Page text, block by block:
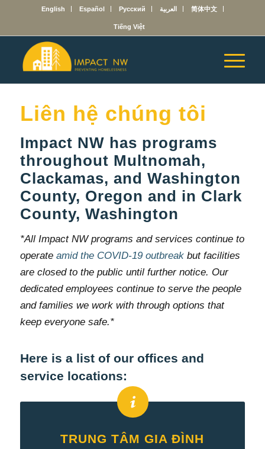
English Español Русский العربية 简体中文
Tiếng Việt
Liên hệ chúng tôi
Impact NW has programs
throughout Multnomah,
Clackamas, and Washington
County, Oregon and in Clark
County, Washington
*All Impact NW programs and services continue to
operate amid the COVID-19 outbreakbut facilities
are closed to the public until further notice. Our
dedicated employees continue to serve the people
and families we work with through options that
keep everyone safe.*
Here is a list of our offices and
service locations:
TRUNG TÂM GIA ĐÌNH